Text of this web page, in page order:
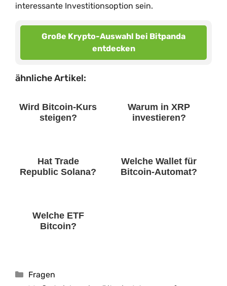
interessante Investitionsoption sein.
Große Krypto-Auswahl bei Bitpanda
entdecken
ähnliche Artikel:
Wird Bitcoin-Kurs
steigen?
Warum in XRP
investieren?
Hat Trade
Republic Solana?
Welche Wallet für
Bitcoin-Automat?
Welche ETF
Bitcoin?
Kategorien
Fragen